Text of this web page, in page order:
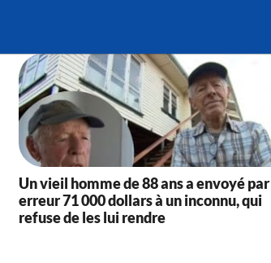
Un vieil homme de 88 ans a envoyé par
erreur 71 000 dollars à un inconnu, qui
refuse de les lui rendre